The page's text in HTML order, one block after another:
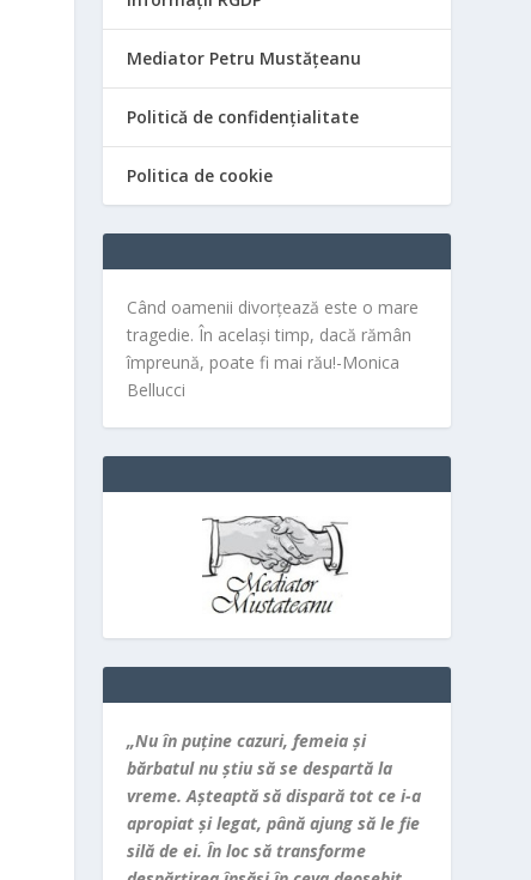
Mediator Petru Mustățeanu
Politică de confidențialitate
Politica de cookie
Când oamenii divorțează este o mare
tragedie. În același timp, dacă rămân
împreună, poate fi mai rău!-Monica
Bellucci
„Nu în puţine cazuri, femeia şi
bărbatul nu ştiu să se despartă la
vreme. Aşteaptă să dispară tot ce i-a
apropiat şi legat, până ajung să le fie
silă de ei. În loc să transforme